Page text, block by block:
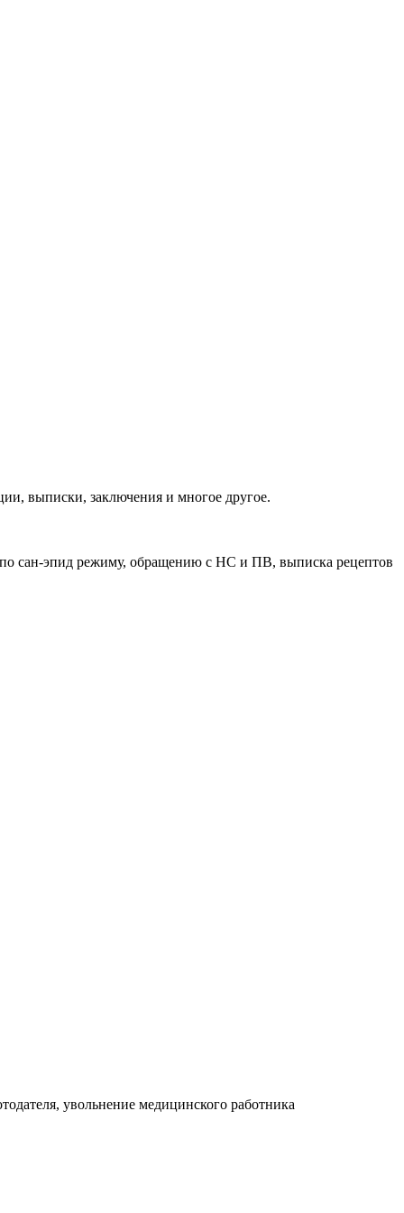
выписки, заключения и многое другое.
сан-эпид режиму, обращению с НС и ПВ, выписка рецептов
увольнение медицинского работника